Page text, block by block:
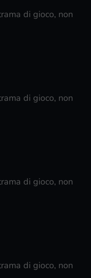
di gioco, non
di gioco, non
di gioco, non
di gioco, non